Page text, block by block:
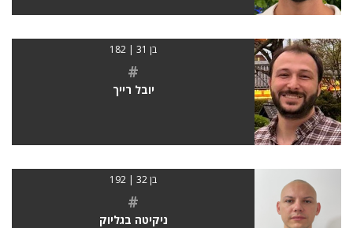
בן 31 | 182
#
יובל רייך
בן 32 | 192
#
ניקיטה בגליוק